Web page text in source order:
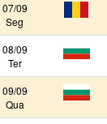
07/09
Seg
08/09
Ter
09/09
Qua